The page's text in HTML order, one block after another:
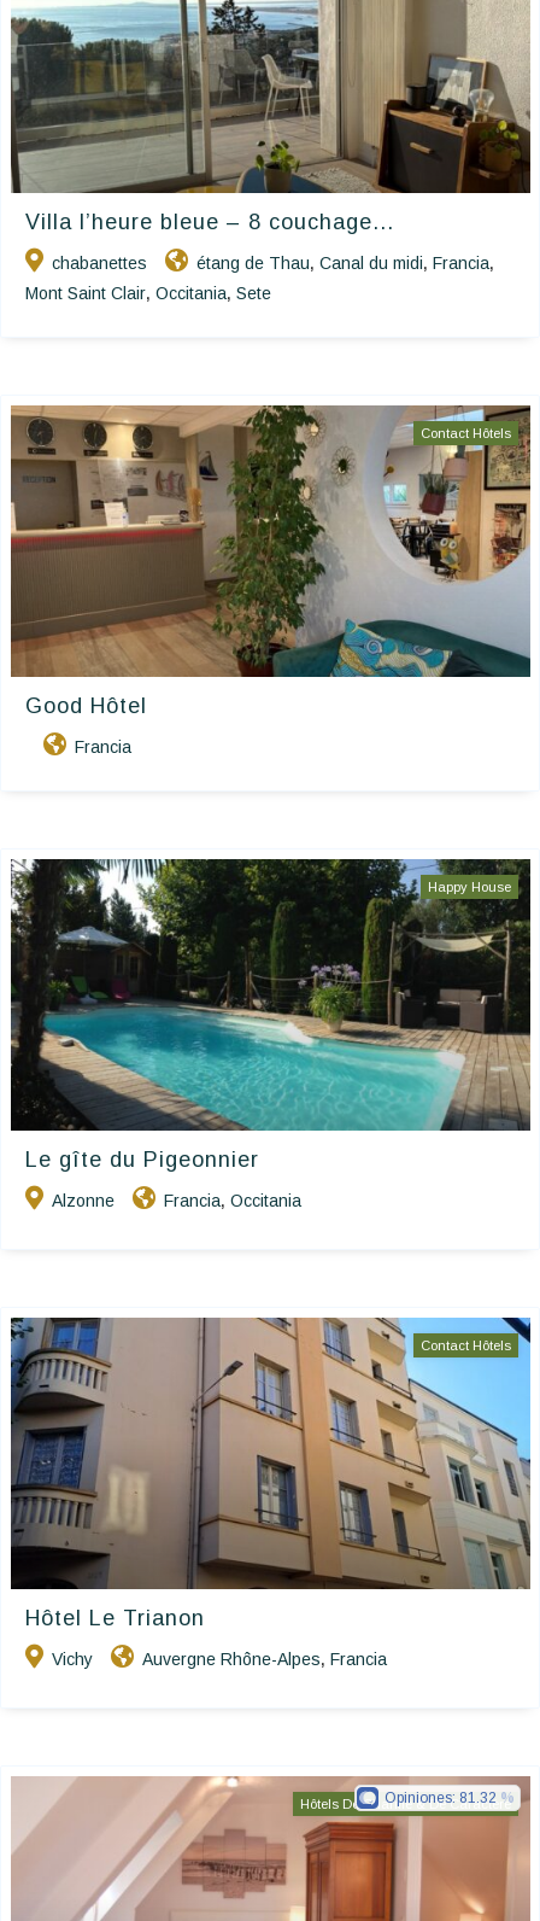
Villa l’heure bleue – 8 couchage...
chabanettes étang de Thau, Canal du midi, Francia,
Mont Saint Clair, Occitania, Sete
Contact Hôtels
Good Hôtel
Francia
Happy House
Le gîte du Pigeonnier
Alzonne Francia, Occitania
Contact Hôtels
Hôtel Le Trianon
Vichy Auvergne Rhône-Alpes, Francia
Hôtels De Charme & De Caractère
Opiniones: 81.32